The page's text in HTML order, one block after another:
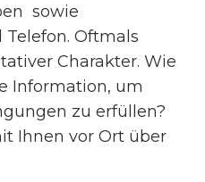
sowie
Oftmals
Charakter. Wie
Information, um
zu erfüllen?
Ihnen vor Ort über